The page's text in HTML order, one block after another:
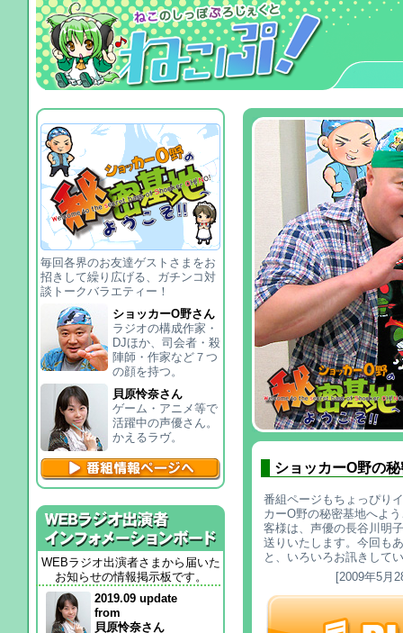
ショッカーO野の
番組ページもちょっぴり
カーO野の秘密基地へよ
客様は、声優の長谷川明
送りいたします。今回も
と、いろいろお訊きして
[2009年5月
毎回各界のお友達ゲストさまをお
招きして繰り広げる、ガチンコ対
談トークバラエティー！
ショッカーO野さん
ラジオの構成作家・
DJほか、司会者・殺
陣師・作家など７つ
の顔を持つ。
貝原怜奈さん
ゲーム・アニメ等で
活躍中の声優さん。
かえるラヴ。
WEBラジオ出演者さまから届いた
お知らせの情報掲示板です。
2019.09 update
from
貝原怜奈さん